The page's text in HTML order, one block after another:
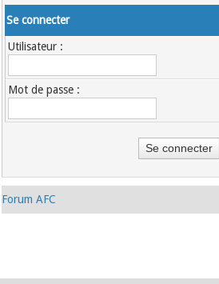
Se connecter
Utilisateur :
Mot de passe :
Forum AFC